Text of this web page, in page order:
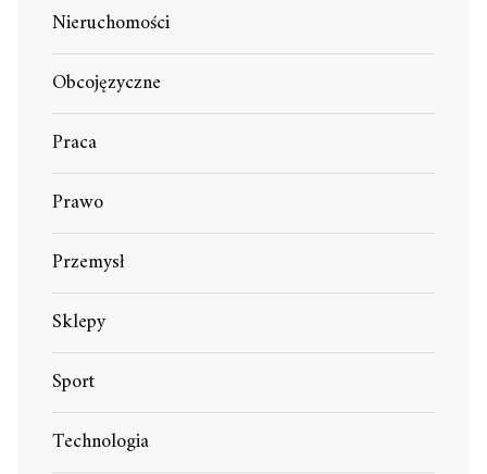
Nieruchomości
Obcojęzyczne
Praca
Prawo
Przemysł
Sklepy
Sport
Technologia